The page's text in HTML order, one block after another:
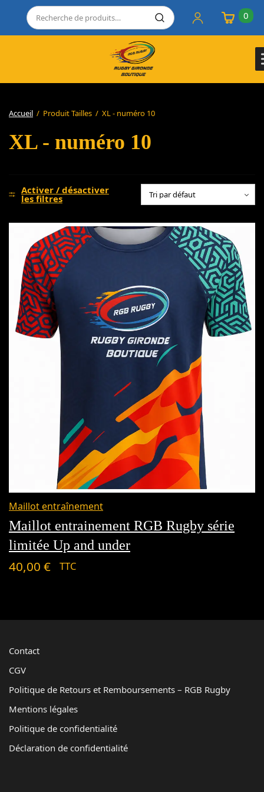
0
Accueil / Produit Tailles / XL - numéro 10
XL - numéro 10
Activer / désactiver
les filtres
Maillot entraînement
Maillot entrainement RGB Rugby série
limitée Up and under
40,00 € TTC
Contact
CGV
Politique de Retours et Remboursements – RGB Rugby
Mentions légales
Politique de confidentialité
Déclaration de confidentialité